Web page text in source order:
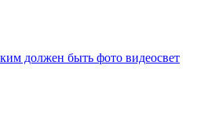
должен быть фото видеосвет